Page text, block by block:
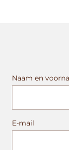
Naam en
E-mail